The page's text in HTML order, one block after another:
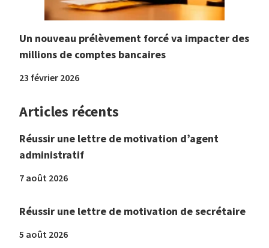
Un nouveau prélèvement forcé va impacter des
millions de comptes bancaires
23 février 2026
Articles récents
Réussir une lettre de motivation d’agent
administratif
7 août 2026
Réussir une lettre de motivation de secrétaire
5 août 2026